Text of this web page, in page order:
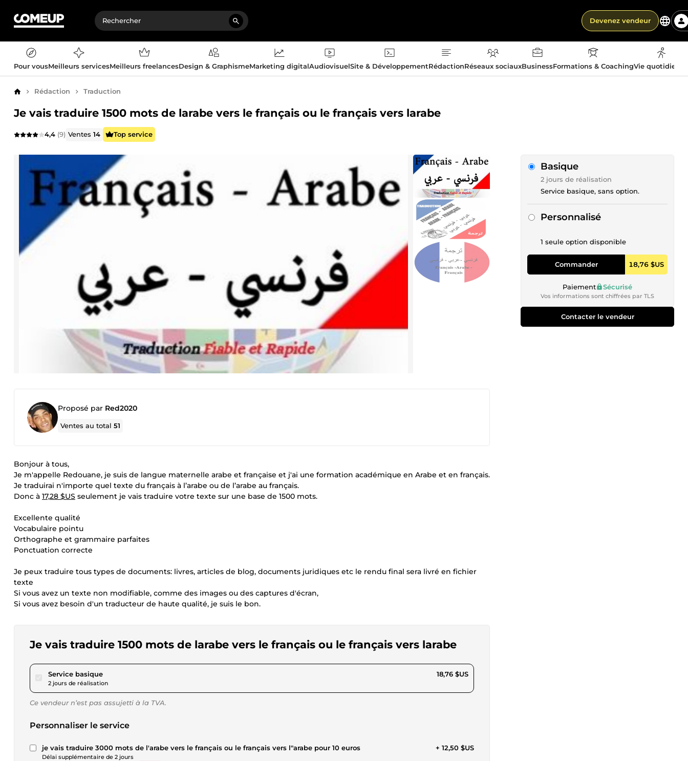
Devenez vendeur
Pour vousMeilleurs servicesMeilleurs freelancesDesign & GraphismeMarketing digitalAudiovisuelSite & DéveloppementRédactionRéseaux sociauxBusinessFormations & CoachingVie
AccueilRédaction Traduction
Je vais traduire 1500 mots de larabe vers le français ou le français vers larabe
4,4 (9) Ventes14 Top service
Proposé par Red2020
Ventes au total51
Bonjour à tous,
Je m'appelle Redouane, je suis de langue maternelle arabe et française et j'ai une formation académique en Arabe et en français.
Je traduirai n'importe quel texte du français à l’arabe ou de l’arabe au français.
Donc à 17,28 $US seulement je vais traduire votre texte sur une base de 1500 mots.
Excellente qualité
Vocabulaire pointu
Orthographe et grammaire parfaites
Ponctuation correcte
Je peux traduire tous types de documents: livres, articles de blog, documents juridiques etc le rendu final sera livré en fichier
texte
Si vous avez un texte non modifiable, comme des images ou des captures d'écran,
Si vous avez besoin d'un traducteur de haute qualité, je suis le bon.
Je vais traduire 1500 mots de larabe vers le français ou le français vers larabe
Service basiquepour 17,28 $US
2 jours de réalisation
18,76 $US
Ce vendeur n’est pas assujetti à la TVA.
Personnaliser le service
je vais traduire 3000 mots de l'arabe vers le français ou le français vers l"arabe pour 10 euros
Délai supplémentaire de 2 jours
+ 12,50 $US
Basique
2 jours de réalisation
Service basique, sans option.
Personnalisé
1 seule option disponible
Commander 18,76 $US
Paiement Sécurisé
Vos informations sont chiffrées par TLS
Contacter le vendeur